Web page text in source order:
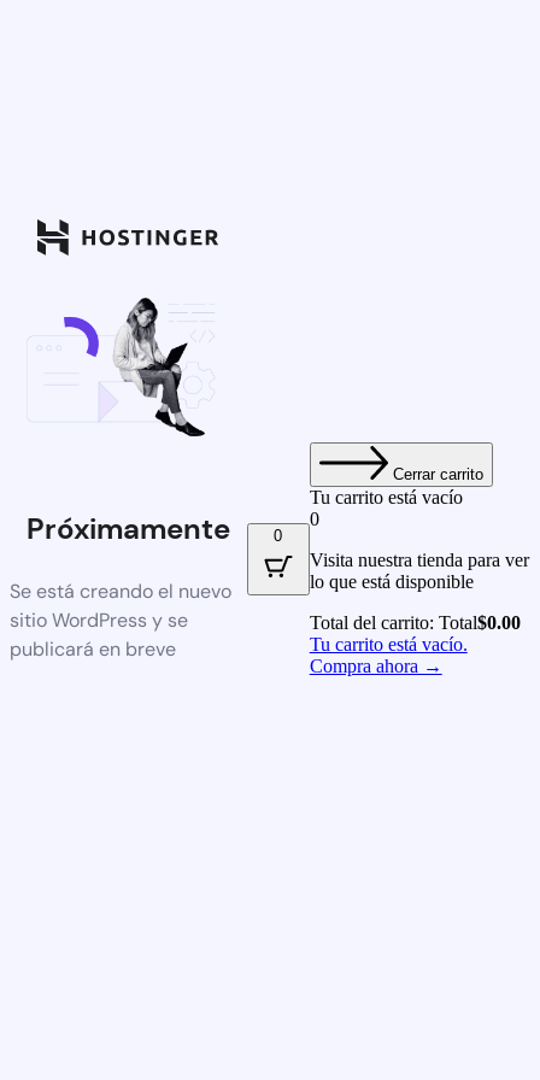
Próximamente
Se está creando el nuevo
sitio WordPress y se
publicará en breve
0
Cerrar carrito
Tu carrito está vacío
0
Visita nuestra tienda para ver
lo que está disponible
Total del carrito: Total$0.00
Tu carrito está vacío.
Compra ahora →